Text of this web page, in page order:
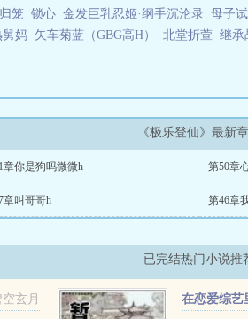
归笼 锁心 金发巨乳忍姬·纲手沉沦录 母子
舅妈 矢车菊蓝（GBG高H） 北堂折萱 继承
《极乐登仙》最新
章你是狗吗微微h 第50章
章叫哥哥h 第46章
已完结热门小说推
空玄月
在恋爱综艺